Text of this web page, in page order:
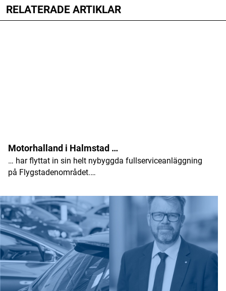
Din e-postadress kommer inte publiceras.
E-postadress*
RELATERADE ARTIKLAR
Motorhalland i Halmstad …
… har flyttat in sin helt nybyggda fullserviceanläggning
på Flygstadenområdet.…